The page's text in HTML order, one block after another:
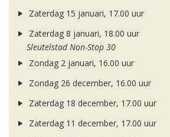
Zaterdag 15 januari, 17.00 uur
Zaterdag 8 januari, 18.00 uur
Sleutelstad Non-Stop 30
Zondag 2 januari, 16.00 uur
Zondag 26 december, 16.00 uur
Zaterdag 18 december, 17.00 uur
Zaterdag 11 december, 17.00 uur